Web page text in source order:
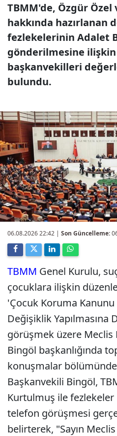
TBMM'de, Özgür Özel
hakkında hazırlanan
fezlekelerinin Adalet
gönderilmesine
başkanvekilleri
bulundu.
06.08.2026 22:42 | Son Güncelleme:
TBMM Genel Kurulu,
çocuklara ilişkin
'Çocuk Koruma Kanunu
Değişiklik Yapılmasına
görüşmek üzere Meclis
Bingöl başkanlığında
konuşmalar
Başkanvekili Bingöl,
Kurtulmuş ile
telefon görüşmesi
belirterek, "Sayın